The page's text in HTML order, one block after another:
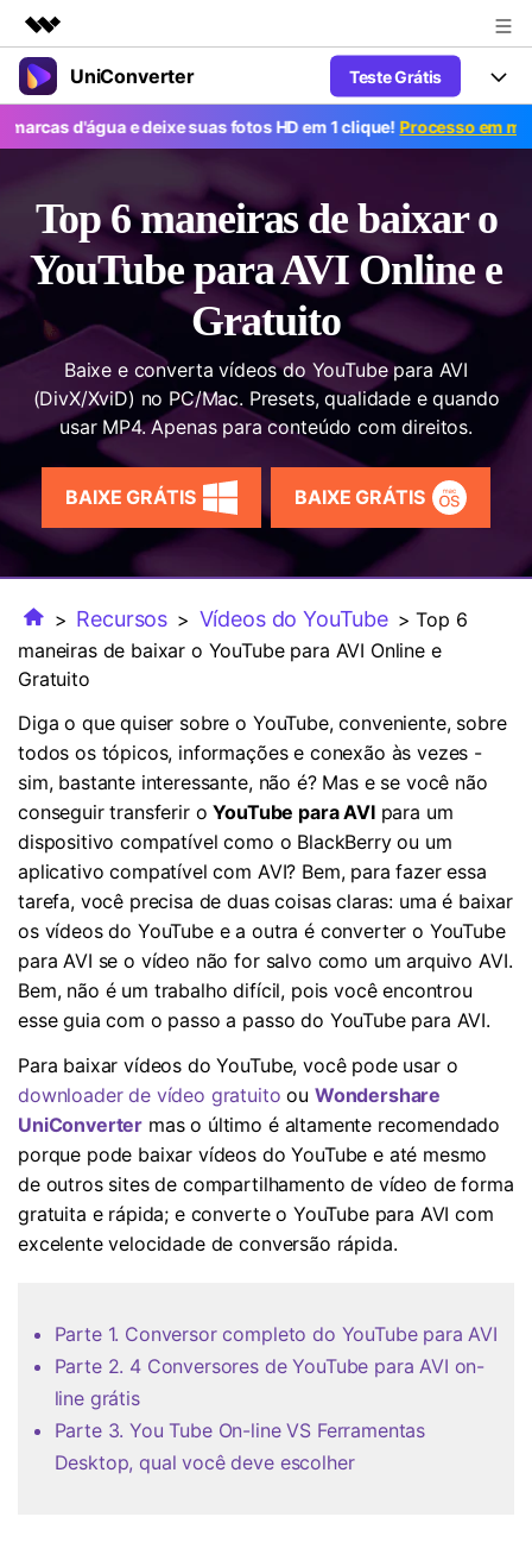
Produtos em destaque
Criatividade digital com IA generativa
Negócios
Soluções
Sala de imprensa
Loja
Suporte
UniConverter Teste Grátis
Productos
UniConverter-Conversor de Vídeo
UniConverter para Windows
UniConverter para Mac
AniSmall-Compressor de vídeo
AniSmall para Desktop
AniSmall para iOS
Converter de voz em texto
Converta com precisão fala em
texto para áudio e vídeo.
Novo
Conversor de Vídeo
Aproveite recursos de conversão
poderosos e inteligentes.
Popular
Vídeo/Áudio
Ferramentas Online
Soluções
Fãs de Esportes
Onde há esporte, há UniConverter
Novo
Ofertas Educacionais
Usuários educacionais desfrutam
Popular
Usuários de DVD
Usuários de Redes Sociais
Usuários de Mac
MAIS SOLUÇÕES
Ajuda
Guia
Como usar o Wondershare UniConverter? Aprenda o guia
passo a passo abaixo.
FAQs
Todas as informações que você precisa para usar o
Vídeo Tutorial
Assista ao tutorial em vídeo para aprender como usar o
Especificaciones Técnicas
Uma lista de todos os formatos, dispositivos e GPUs
suportados pelo UniConverter.
O que há de novo?
Os produtos e atualizações mais recentes.
Atualize para a V17
COMPRE AGORA
d'água e deixe suas fotos HD em 1 clique!Processo em massa
Top 6 maneiras de baixar o
YouTube para AVI Online e
Gratuito
Baixe e converta vídeos do YouTube para AVI
(DivX/XviD) no PC/Mac. Presets, qualidade e quando
usar MP4. Apenas para conteúdo com direitos.
BAIXE GRÁTIS BAIXE GRÁTIS
> Recursos > Vídeos do YouTube > Top 6
maneiras de baixar o YouTube para AVI Online e
Gratuito
Diga o que quiser sobre o YouTube, conveniente, sobre
todos os tópicos, informações e conexão às vezes -
sim, bastante interessante, não é? Mas e se você não
conseguir transferir oYouTube para AVIpara um
dispositivo compatível como o BlackBerry ou um
aplicativo compatível com AVI? Bem, para fazer essa
tarefa, você precisa de duas coisas claras: uma é baixar
os vídeos do YouTube e a outra é converter o YouTube
para AVI se o vídeo não for salvo como um arquivo AVI.
Bem, não é um trabalho difícil, pois você encontrou
esse guia com o passo a passo do YouTube para AVI.
Para baixar vídeos do YouTube, você pode usar o
downloader de vídeo gratuito ou Wondershare
UniConverter mas o último é altamente recomendado
porque pode baixar vídeos do YouTube e até mesmo
de outros sites de compartilhamento de vídeo de forma
gratuita e rápida; e converte o YouTube para AVI com
excelente velocidade de conversão rápida.
Parte 1. Conversor completo do YouTube para AVI
Parte 2. 4 Conversores de YouTube para AVI on-
line grátis
Parte 3. You Tube On-line VS Ferramentas
Desktop, qual você deve escolher